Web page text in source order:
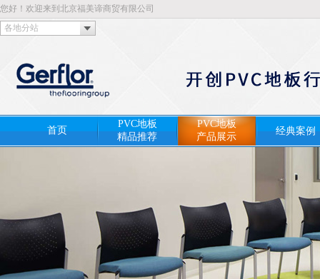
您好！欢迎来到北京福美谛商贸有限公司
各地分站
首页
PVC地板
精品推荐
PVC地板
产品展示
经典案例